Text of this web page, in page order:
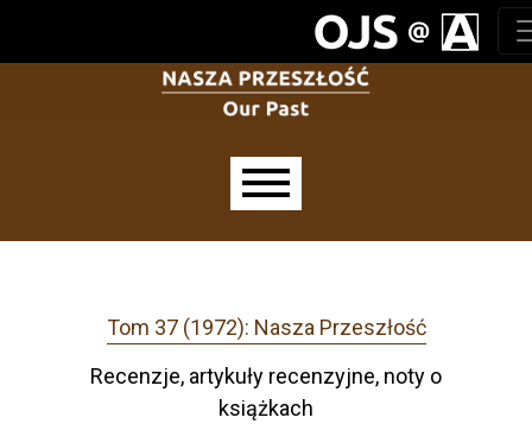
Tom 37 (1972): Nasza Przeszłość
Recenzje, artykuły recenzyjne, noty o
książkach